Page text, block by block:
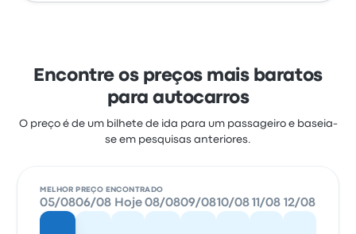
Encontre os preços mais baratos
para autocarros
O preço é de um bilhete de ida para um passageiro e baseia-
se em pesquisas anteriores.
MELHOR PREÇO ENCONTRADO
05/0806/08 Hoje 08/0809/0810/08 11/08 12/08